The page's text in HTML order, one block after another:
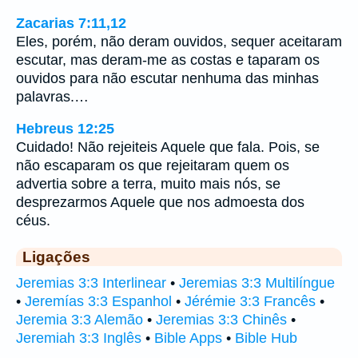
Zacarias 7:11,12
Eles, porém, não deram ouvidos, sequer aceitaram
escutar, mas deram-me as costas e taparam os
ouvidos para não escutar nenhuma das minhas
palavras.…
Hebreus 12:25
Cuidado! Não rejeiteis Aquele que fala. Pois, se
não escaparam os que rejeitaram quem os
advertia sobre a terra, muito mais nós, se
desprezarmos Aquele que nos admoesta dos
céus.
Ligações
Jeremias 3:3 Interlinear • Jeremias 3:3 Multilíngue
• Jeremías 3:3 Espanhol • Jérémie 3:3 Francês •
Jeremia 3:3 Alemão • Jeremias 3:3 Chinês •
Jeremiah 3:3 Inglês • Bible Apps • Bible Hub